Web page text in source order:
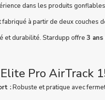
dans les produits
à partir de deux couches
et durabilité. Stardupp offre 3
Pro AirTrack
:Robuste et pratique avec